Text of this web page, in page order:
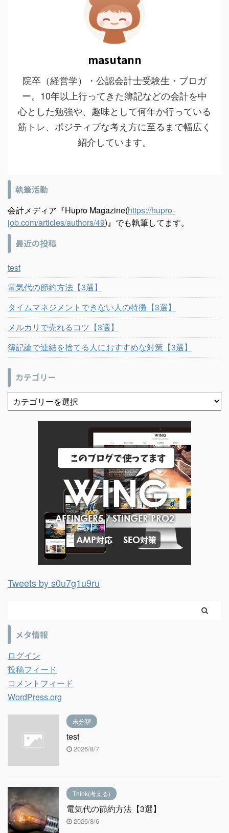
masutann
院卒（経営学）・公認会計士受験生・ブロガ
ー。10年以上行ってきた簿記などの会計を中
心とした勉強や、趣味として何年か行っている
筋トレ、ポジティブな考え方に至るまで幅広く
紹介しています。
執筆活動
会計メディア『Hupro Magazine(https://hupro-
job.com/articles/authors/49)』でも執筆してます。
最近の投稿
test
電気代の節約方法【3選】
タイムマネジメントできない人の特徴【3選】
メルカリで売れるコツ【3選】
簿記論で連結を捨てる人におすすめな対策【3選】
カテゴリー
Tweets by s0u7g1u9ru
メタ情報
ログイン
投稿フィード
コメントフィード
WordPress.org
未分類
test
2026/8/7
Think(考える)
電気代の節約方法【3選】
2026/8/6